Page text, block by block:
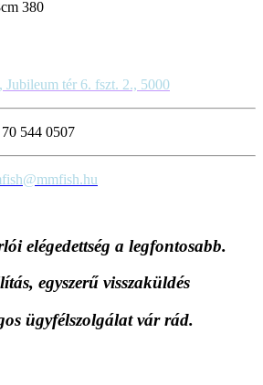
Jubileum tér 6. fszt. 2., 5000
544 0507
elégedettség a legfontosabb.
egyszerű visszaküldés
ügyfélszolgálat vár rád.